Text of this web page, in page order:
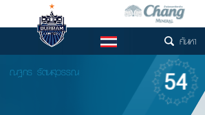
TH ค้นหา
ณฐกร รัตนสุวรรณ 54